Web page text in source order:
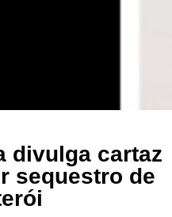
divulga cartaz
sequestro de